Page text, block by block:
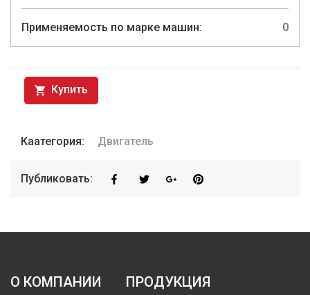
Применяемость по марке машин: 0
Купить
Каатегория: Двигатель
Публиковать:
О КОМПАНИИ ПРОДУКЦИЯ